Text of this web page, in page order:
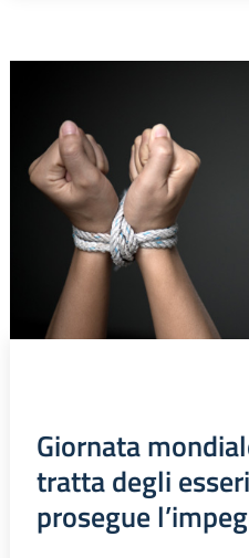
Giornata
tratta degli
prosegue